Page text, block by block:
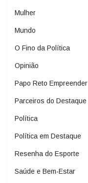
Mulher
Mundo
O Fino da Política
Opinião
Papo Reto Empreender
Parceiros do Destaque
Política
Política em Destaque
Resenha do Esporte
Saúde e Bem-Estar